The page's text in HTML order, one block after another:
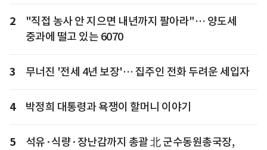
2
"직접 농사 안 지으면 내년까지 팔아라"… 양도세
중과에 떨고 있는 6070
3 무너진 '전세 4년 보장'… 집주인 전화 두려운 세입자
4 박정희 대통령과 욕쟁이 할머니 이야기
5
석유·식량·장난감까지 총괄 北 군수동원총국장,